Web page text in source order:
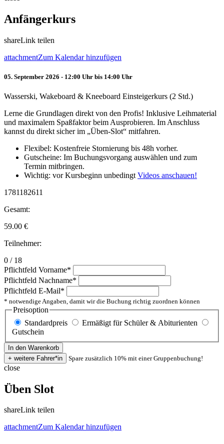
Anfängerkurs
shareLink teilen
attachmentZum Kalendar hinzufügen
05. September 2026 - 12:00 Uhr bis 14:00 Uhr
Wasserski, Wakeboard & Kneeboard Einsteigerkurs (2 Std.)
Lerne die Grundlagen direkt von den Profis! Inklusive Leihmaterial
und maximalem Spaßfaktor beim Ausprobieren. Im Anschluss
kannst du direkt sicher im „Üben-Slot“ mitfahren.
Flexibel: Kostenfreie Stornierung bis 48h vorher.
Gutscheine: Im Buchungsvorgang auswählen und zum
Termin mitbringen.
Wichtig: vor Kursbeginn unbedingt Videos anschauen!
1781182611
Gesamt:
59.00 €
Teilnehmer:
0 / 18
Pflichtfeld Vorname*
Pflichtfeld Nachname*
Pflichtfeld E-Mail*
* notwendige Angaben, damit wir die Buchung richtig zuordnen können
Preisoption
Standardpreis
Ermäßigt für Schüler & Abiturienten
Gutschein
Spare zusätzlich 10% mit einer Gruppenbuchung!
close
Üben Slot
shareLink teilen
attachmentZum Kalendar hinzufügen